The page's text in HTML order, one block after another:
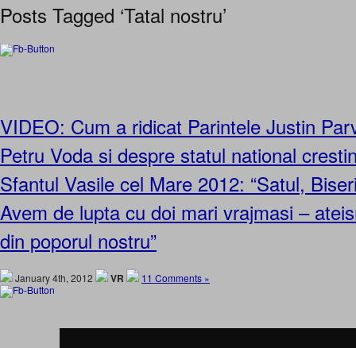
Posts Tagged ‘Tatal nostru’
VIDEO: Cum a ridicat Parintele Justin
Petru Voda si despre statul national
Sfantul Vasile cel Mare 2012: “Satul,
Avem de lupta cu doi mari vrajmasi –
din poporul nostru”
January 4th, 2012 VR 11 Comments »